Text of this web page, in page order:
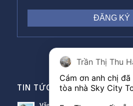
TIN TỨC VĂN PHÒNG
Trần Thị Thu
Cám ơn anh chị
tòa nhà Sky City